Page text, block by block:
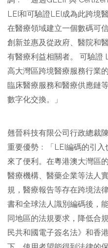
LEI和可驗證LEI成為此跨境
在醫療領域建立一個數碼可
創新並惠及從政府、醫院和
有醫療利益相關者。 可驗證
高大灣區跨境醫療服務行業
臨床醫療服務和醫療供應鏈
數字化交換。」
翹晉科技有限公司行政總裁
重要優勢﹕「LEI編碼的引
來了便利。在粵港澳大灣區
醫療機構、醫藥企業等法人
規，醫療報告等存在跨境法
書和全球法人識別編碼後，
同地區的法規要求，降低合
民共和國電子簽名法》和香